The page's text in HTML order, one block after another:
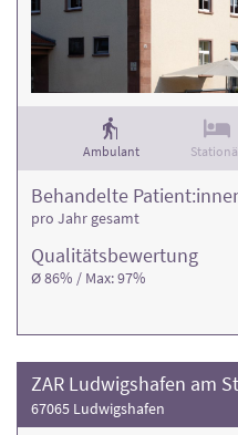
Ambulant
Qualitäts­bewertung
Ø 86% / Max: 97%
Behandelte
pro Jahr gesamt
ZAR Ludwigshafen am
67065 Ludwigshafen